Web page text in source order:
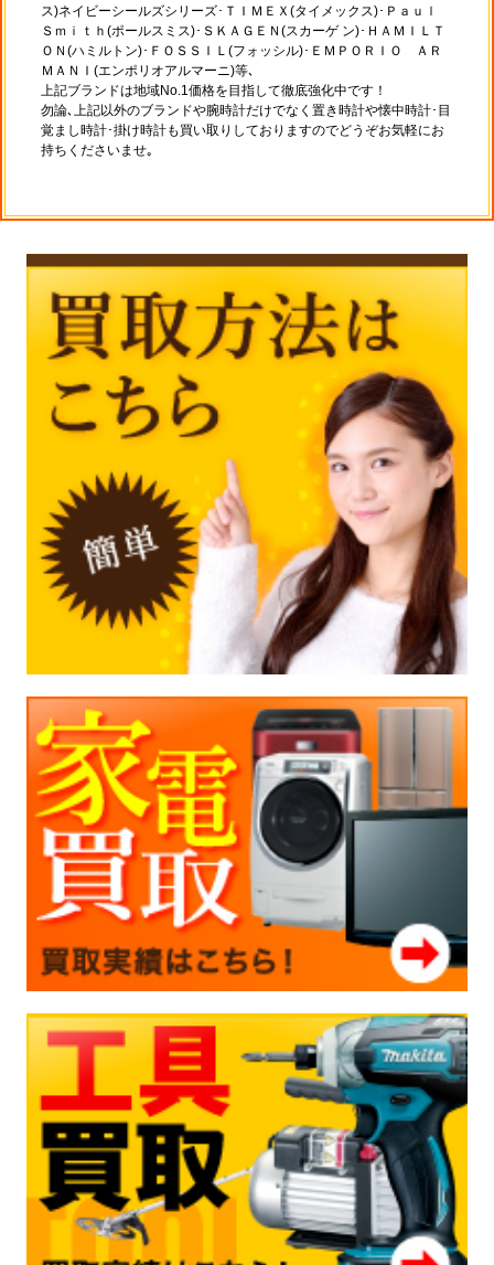
ス)ネイビーシールズシリーズ･ＴＩＭＥＸ(タイメックス)･Ｐａｕｌ
Ｓｍｉｔｈ(ポールスミス)･ＳＫＡＧＥＮ(スカーゲ ン)･ＨＡＭＩＬＴ
ＯＮ(ハミルトン)･ＦＯＳＳＩＬ(フォッシル)･ＥＭＰＯＲＩＯ ＡＲ
ＭＡＮＩ(エンポリオアルマーニ)等､
上記ブランドは地域No.1価格を目指して徹底強化中です！
勿論､上記以外のブランドや腕時計だけでなく置き時計や懐中時計･目
覚まし時計･掛け時計も買い取りしておりますのでどうぞお気軽にお
持ちくださいませ｡